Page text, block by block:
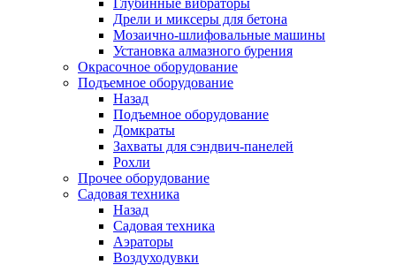
Глубинные вибраторы
Дрели и миксеры для бетона
Мозаично-шлифовальные машины
Установка алмазного бурения
Окрасочное оборудование
Подъемное оборудование
Назад
Подъемное оборудование
Домкраты
Захваты для сэндвич-панелей
Рохли
Прочее оборудование
Садовая техника
Назад
Садовая техника
Аэраторы
Воздуходувки